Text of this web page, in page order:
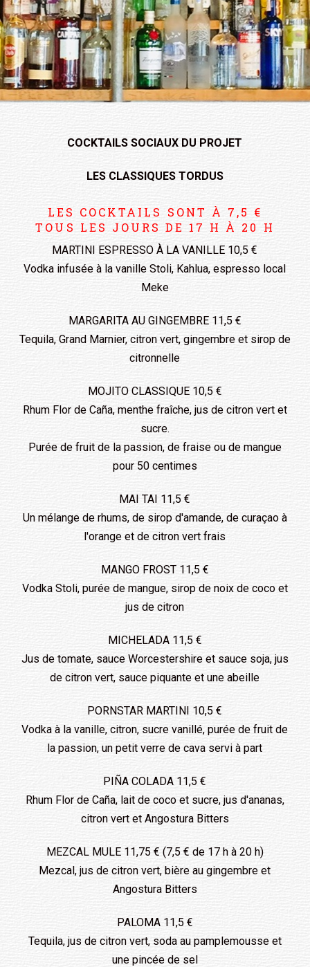
COCKTAILS SOCIAUX DU PROJET
LES CLASSIQUES TORDUS
LES COCKTAILS SONT À 7,5 €
TOUS LES JOURS DE 17 H À 20 H
MARTINI ESPRESSO À LA VANILLE 10,5 €
Vodka infusée à la vanille Stoli, Kahlua, espresso local
Meke
MARGARITA AU GINGEMBRE 11,5 €
Tequila, Grand Marnier, citron vert, gingembre et sirop de
citronnelle
MOJITO CLASSIQUE 10,5 €
Rhum Flor de Caña, menthe fraîche, jus de citron vert et
sucre.
Purée de fruit de la passion, de fraise ou de mangue
pour 50 centimes
MAI TAI 11,5 €
Un mélange de rhums, de sirop d'amande, de curaçao à
l'orange et de citron vert frais
MANGO FROST 11,5 €
Vodka Stoli, purée de mangue, sirop de noix de coco et
jus de citron
MICHELADA 11,5 €
Jus de tomate, sauce Worcestershire et sauce soja, jus
de citron vert, sauce piquante et une abeille
PORNSTAR MARTINI 10,5 €
Vodka à la vanille, citron, sucre vanillé, purée de fruit de
la passion, un petit verre de cava servi à part
PIÑA COLADA 11,5 €
Rhum Flor de Caña, lait de coco et sucre, jus d'ananas,
citron vert et Angostura Bitters
MEZCAL MULE 11,75 € (7,5 € de 17 h à 20 h)
Mezcal, jus de citron vert, bière au gingembre et
Angostura Bitters
PALOMA 11,5 €
Tequila, jus de citron vert, soda au pamplemousse et
une pincée de sel